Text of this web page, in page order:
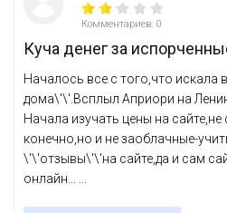
Комментариев: 0
Куча денег за
Началось все с того,что искала
дома\'\'.Всплыл Априори на
Начала изучать цены на
конечно,но и не заоблачные-
\'\'отзывы\'\'на сайте,да и сам
онлайн... ...